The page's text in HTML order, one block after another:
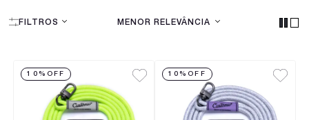
FILTROS MENOR RELEVÂNCIA
10% OFF 10%OFF